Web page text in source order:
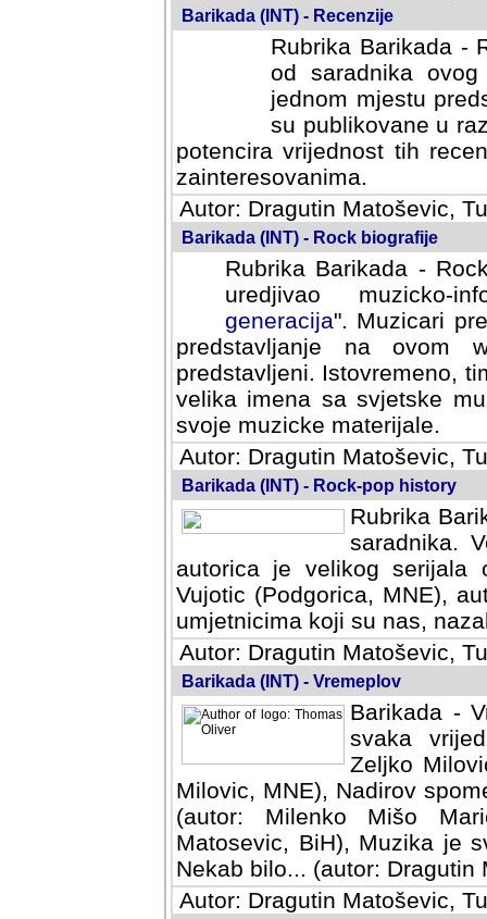
Barikada (INT) - Recenzije
Rubrika Barikada -
od saradnika
jednom mjestu
su publikovane u
potencira vrijednost tih
zainteresovanima.
Autor: Dragutin Matoševic,
Barikada (INT) - Rock biografije
Rubrika Barikada -
uredjivao muzicko-
Muzicari predstavljeni u
na ovom web portalu
Istovremeno, tim nacinom
sa svjetske muzicke scene
materijale.
Autor: Dragutin Matoševic,
Barikada (INT) - Rock-pop history
Rubrika
saradnika.
autorica je velikog serijala
Vujotic (Podgorica, MNE),
umjetnicima koji su nas,
Autor: Dragutin Matoševic,
Barikada (INT) - Vremeplov
Barikada -
svaka
Milovic,
MNE), Nadirov spomenar
Milenko Mišo Maric, UK),
Muzika je svirala (autor:
(autor: Dragutin Matosevic,
Autor: Dragutin Matoševic,